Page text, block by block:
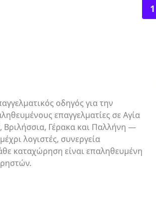
1
οδηγός για την
επαγγελματίες σε Αγία
Γέρακα και Παλλήνη —
λογιστές, συνεργεία
καταχώρηση είναι επαληθευμένη